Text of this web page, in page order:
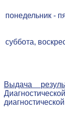
понедельник -
суббота,
Выдача